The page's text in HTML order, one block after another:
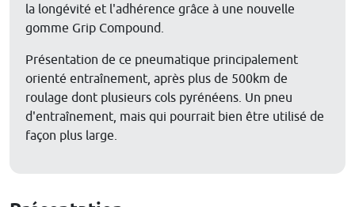
la longévité et l'adhérence grâce à une nouvelle
gomme Grip Compound.
Présentation de ce pneumatique principalement
orienté entraînement, après plus de 500km de
roulage dont plusieurs cols pyrénéens. Un pneu
d'entraînement, mais qui pourrait bien être utilisé de
façon plus large.